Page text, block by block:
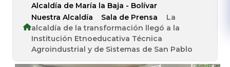
Alcaldía de María la Baja - Bolívar
Nuestra Alcaldía
Sala de Prensa
La
alcaldía de la transformación llegó a la
Institución Etnoeducativa Técnica
Agroindustrial y de Sistemas de San Pablo